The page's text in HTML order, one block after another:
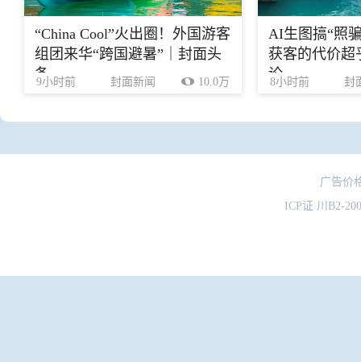
“China Cool”火出圈！外国游客
组团来华“跨国避暑”｜封面头
条
9小时前 封面新闻 10.0万
AI生图搞“照
获客的代价超
论
8小时前 封
广告价
ICP证 川B2-